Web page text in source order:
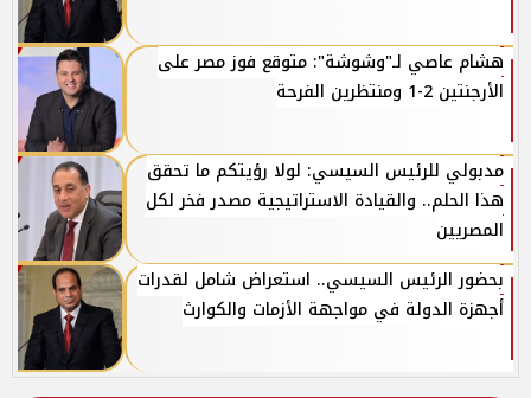
هشام عاصي لـ"وشوشة": متوقع فوز مصر على
الأرجنتين 2-1 ومنتظرين الفرحة
مدبولي للرئيس السيسي: لولا رؤيتكم ما تحقق
هذا الحلم.. والقيادة الاستراتيجية مصدر فخر لكل
المصريين
بحضور الرئيس السيسي.. استعراض شامل لقدرات
أجهزة الدولة في مواجهة الأزمات والكوارث